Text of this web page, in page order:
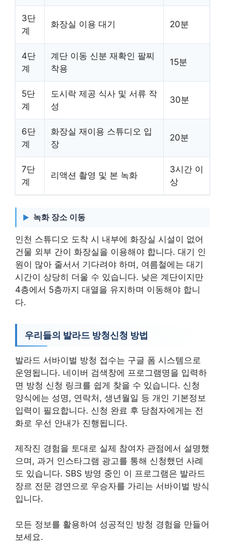
3단
계
화장실 이용 대기 20분
4단
계
계단 이동 신분 재확인 팔찌
착용
15분
5단
계
도시락 제공 식사 및 서류 작
성
30분
6단
계
화장실 재이용 스튜디오 입
장
20분
7단
계
리액션 촬영 및 본 녹화
3시간 이
상
녹화 장소 이동
인천 스튜디오 도착 시 내부에 화장실 시설이 없어
건물 외부 간이 화장실을 이용해야 합니다. 대기 인
원이 많아 줄서서 기다려야 하며, 여름철에는 대기
시간이 상당히 더울 수 있습니다. 낮은 계단이지만
4층에서 5층까지 대열을 유지하며 이동해야 합니
다.
우리들의 발라드 방청신청 방법
발라드 서바이벌 방청 접수는 구글 폼 시스템으로
운영됩니다. 네이버 검색창에 프로그램명을 입력하
면 방청 신청 링크를 쉽게 찾을 수 있습니다. 신청
양식에는 성명, 연락처, 생년월일 등 개인 기본정보
입력이 필요합니다. 신청 완료 후 당첨자에게는 전
화로 우선 안내가 진행됩니다.
제작진 경험을 토대로 실제 참여자 관점에서 설명했
으며, 과거 인스타그램 광고를 통해 신청했던 사례
도 있습니다. SBS 방영 중인 이 프로그램은 발라드
장르 전문 경연으로 우승자를 가리는 서바이벌 방식
입니다.
모든 정보를 활용하여 성공적인 방청 경험을 만들어
보세요.